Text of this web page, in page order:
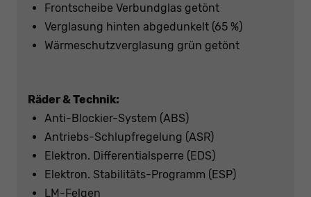
Frontscheibe Verbundglas getönt
Verglasung hinten abgedunkelt (65 %)
Wärmeschutzverglasung grün getönt
Räder & Technik:
Anti-Blockier-System (ABS)
Antriebs-Schlupfregelung (ASR)
Elektron. Differentialsperre (EDS)
Elektron. Stabilitäts-Programm (ESP)
LM-Felgen